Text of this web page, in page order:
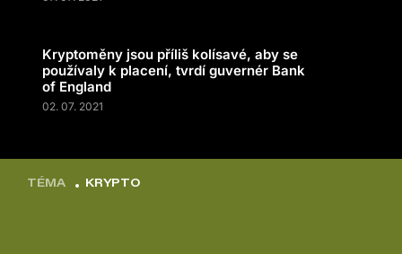
Kryptoměny jsou příliš kolísavé, aby se
používaly k placení, tvrdí guvernér Bank
of England
02. 07. 2021
TÉMA KRYPTO